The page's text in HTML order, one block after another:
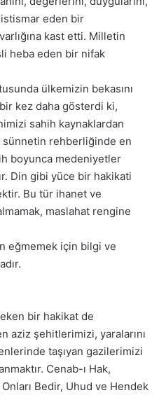
istismar eden bir
kast etti. Milletin
heba eden bir nifak
ülkemizin bekasını
kez daha gösterdi ki,
sahih kaynaklardan
sünnetin rehberliğinde en
boyunca medeniyetler
Din gibi yüce bir hakikati
Bu tür ihanet ve
maslahat rengine
eğmemek için bilgi ve
bir hakikat de
aziz şehitlerimizi, yaralarını
taşıyan gazilerimizi
Cenab-ı Hak,
Bedir, Uhud ve Hendek